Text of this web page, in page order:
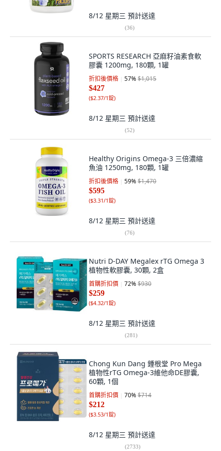
8/12 星期三 預計送達
(36)
SPORTS RESEARCH 亞麻籽油素食軟
膠囊 1200mg, 180顆, 1罐
折扣後價格 57%$1,015
$427
($2.37/1錠)
8/12 星期三 預計送達
(52)
Healthy Origins Omega-3 三倍濃縮
魚油 1250mg, 180顆, 1罐
折扣後價格 59%$1,470
$595
($3.31/1錠)
8/12 星期三 預計送達
(76)
Nutri D-DAY Megalex rTG Omega 3
植物性軟膠囊, 30顆, 2盒
首購折扣價 72%$930
$259
($4.32/1錠)
8/12 星期三 預計送達
(281)
Chong Kun Dang 鍾根堂 Pro Mega
植物性rTG Omega-3維他命DE膠囊,
60顆, 1個
首購折扣價 70%$714
$212
($3.53/1錠)
8/12 星期三 預計送達
(2733)